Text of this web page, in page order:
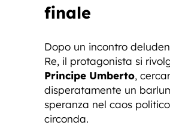
finale
Dopo un incontro
Re, il protagonista si
Principe Umberto,
disperatamente un
speranza nel caos
circonda.